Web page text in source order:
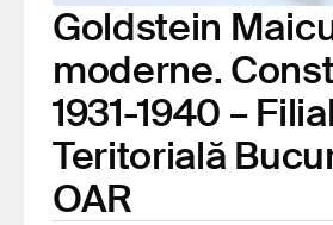
Goldstein
moderne.
1931-1940 –
Teritorială
OAR